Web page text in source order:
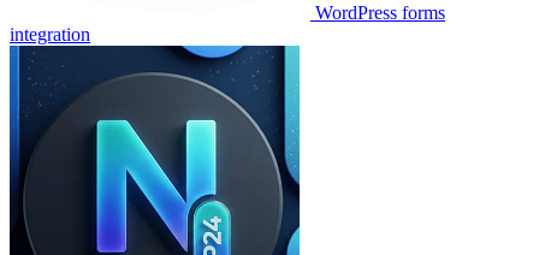
WordPress forms
integration